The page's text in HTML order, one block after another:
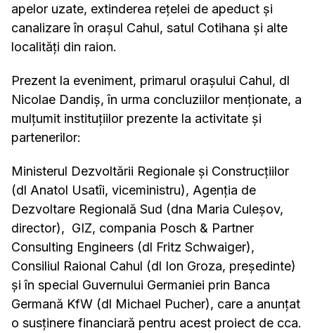
apelor uzate, extinderea rețelei de apeduct și
canalizare în orașul Cahul, satul Cotihana și alte
localități din raion.
Prezent la eveniment, primarul orașului Cahul, dl
Nicolae Dandiș, în urma concluziilor menționate, a
mulțumit instituțiilor prezente la activitate și
partenerilor:
Ministerul Dezvoltării Regionale și Construcțiilor
(dl Anatol Usatîi, viceministru), Agenția de
Dezvoltare Regională Sud (dna Maria Culeșov,
director), GIZ, compania Posch & Partner
Consulting Engineers (dl Fritz Schwaiger),
Consiliul Raional Cahul (dl Ion Groza, președinte)
și în special Guvernului Germaniei prin Banca
Germană KfW (dl Michael Pucher), care a anunțat
o susținere financiară pentru acest proiect de cca.